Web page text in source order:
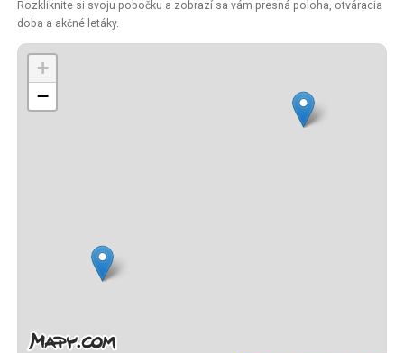
Rozkliknite si svoju pobočku a zobrazí sa vám presná poloha, otváracia
doba a akčné letáky.
+
−